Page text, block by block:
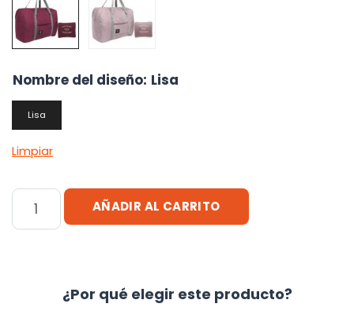
Nombre del diseño: Lisa
Lisa
Limpiar
Bolso
Impermeable
Almacenamiento
AÑADIR AL CARRITO
¿Por qué elegir este producto?